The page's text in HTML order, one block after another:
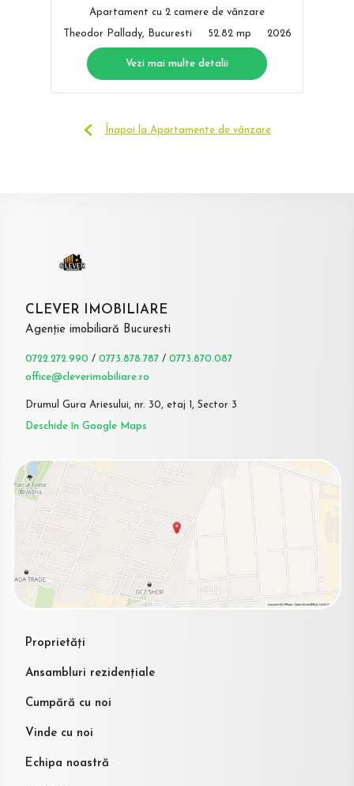
Apartament cu 2 camere de vânzare
Theodor Pallady, Bucuresti 52.82 mp 2026
Vezi mai multe detalii
Înapoi la Apartamente de vânzare
CLEVER IMOBILIARE
Agenție imobiliară Bucuresti
0722.272.990 / 0773.878.787 / 0773.870.087
office@cleverimobiliare.ro
Drumul Gura Ariesului, nr. 30, etaj 1, Sector 3
Deschide în Google Maps
Proprietăți
Ansambluri rezidențiale
Cumpără cu noi
Vinde cu noi
Echipa noastră